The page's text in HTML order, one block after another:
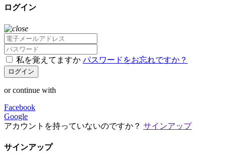
ログイン
私を覚えてますか パスワードをお忘れですか？
ログイン
or continue with
Facebook
Google
アカウントを持っていないのですか？ サインアップ
サインアップ